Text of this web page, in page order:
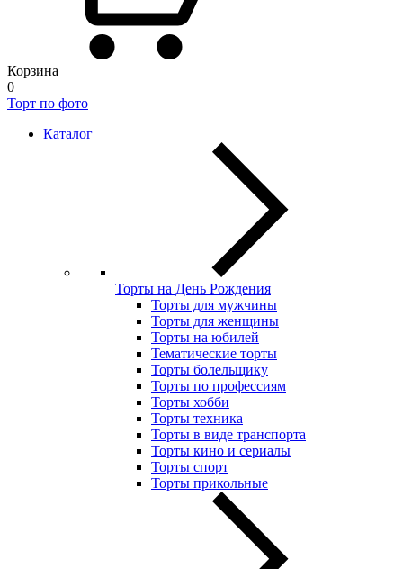
Корзина
0
Торт по фото
Каталог
Торты на День Рождения
Торты для мужчины
Торты для женщины
Торты на юбилей
Тематические торты
Торты болельщику
Торты по профессиям
Торты хобби
Торты техника
Торты в виде транспорта
Торты кино и сериалы
Торты спорт
Торты прикольные